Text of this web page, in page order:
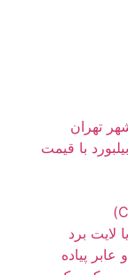
تهران
با قیمت
لایت برد
پیاده